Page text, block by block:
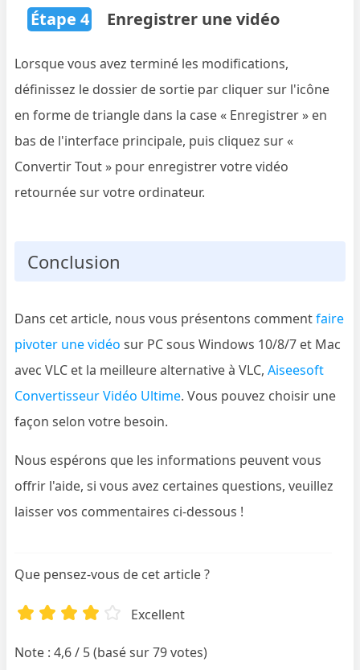
Étape 4 Enregistrer une vidéo
Lorsque vous avez terminé les modifications,
définissez le dossier de sortie par cliquer sur l'icône
en forme de triangle dans la case « Enregistrer » en
bas de l'interface principale, puis cliquez sur «
Convertir Tout » pour enregistrer votre vidéo
retournée sur votre ordinateur.
Conclusion
Dans cet article, nous vous présentons commentfaire
pivoter une vidéo sur PC sous Windows 10/8/7 et Mac
avec VLC et la meilleure alternative à VLC,Aiseesoft
Convertisseur Vidéo Ultime. Vous pouvez choisir une
façon selon votre besoin.
Nous espérons que les informations peuvent vous
offrir l'aide, si vous avez certaines questions, veuillez
laisser vos commentaires ci-dessous !
Que pensez-vous de cet article ?
Excellent
Note : 4,6 / 5 (basé sur 79 votes)